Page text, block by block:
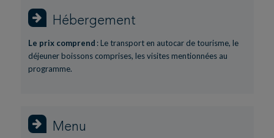
Hébergement
Le prix comprend : Le transport en autocar de tourisme, le
déjeuner boissons comprises, les visites mentionnées au
programme.
Menu